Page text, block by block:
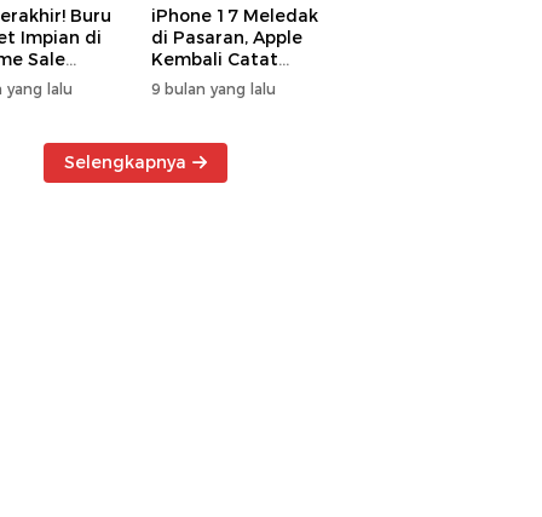
Buru
Impian di
Sale
Manado
yang lalu
iPhone 17 Meledak
di Pasaran, Apple
Kembali Catat
Rekor Cuan Global
9 bulan yang lalu
Selengkapnya